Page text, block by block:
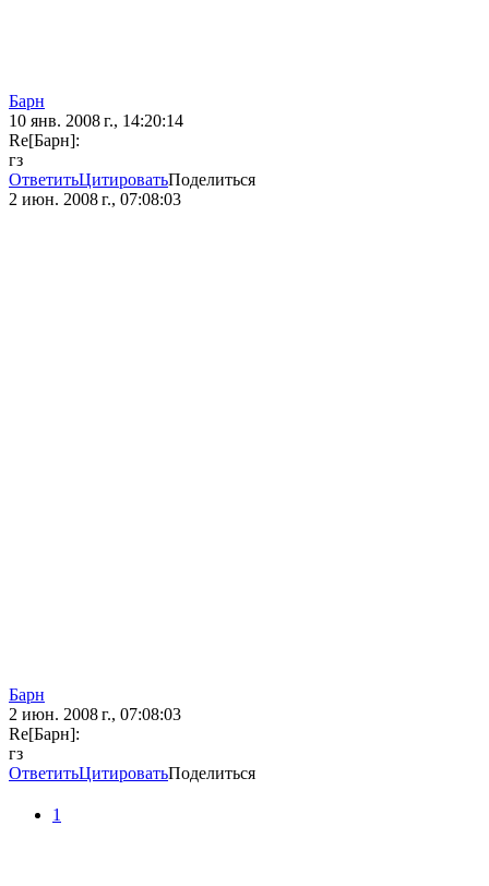
Барн
10 янв. 2008 г., 14:20:14
Re[Барн]:
гз
ОтветитьЦитироватьПоделиться
2 июн. 2008 г., 07:08:03
Барн
2 июн. 2008 г., 07:08:03
Re[Барн]:
гз
ОтветитьЦитироватьПоделиться
1